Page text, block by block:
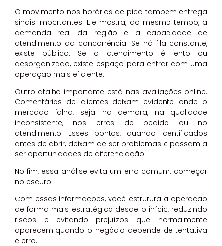
O movimento nos horários de pico também entrega
sinais importantes. Ele mostra, ao mesmo tempo, a
demanda real da região e a capacidade de
atendimento da concorrência. Se há fila constante,
existe público. Se o atendimento é lento ou
desorganizado, existe espaço para entrar com uma
operação mais eficiente.
Outro atalho importante está nas avaliações online.
Comentários de clientes deixam evidente onde o
mercado falha, seja na demora, na qualidade
inconsistente, nos erros de pedido ou no
atendimento. Esses pontos, quando identificados
antes de abrir, deixam de ser problemas e passam a
ser oportunidades de diferenciação.
No fim, essa análise evita um erro comum: começar
no escuro.
Com essas informações, você estrutura a operação
de forma mais estratégica desde o início, reduzindo
riscos e evitando prejuízos que normalmente
aparecem quando o negócio depende de tentativa
e erro.